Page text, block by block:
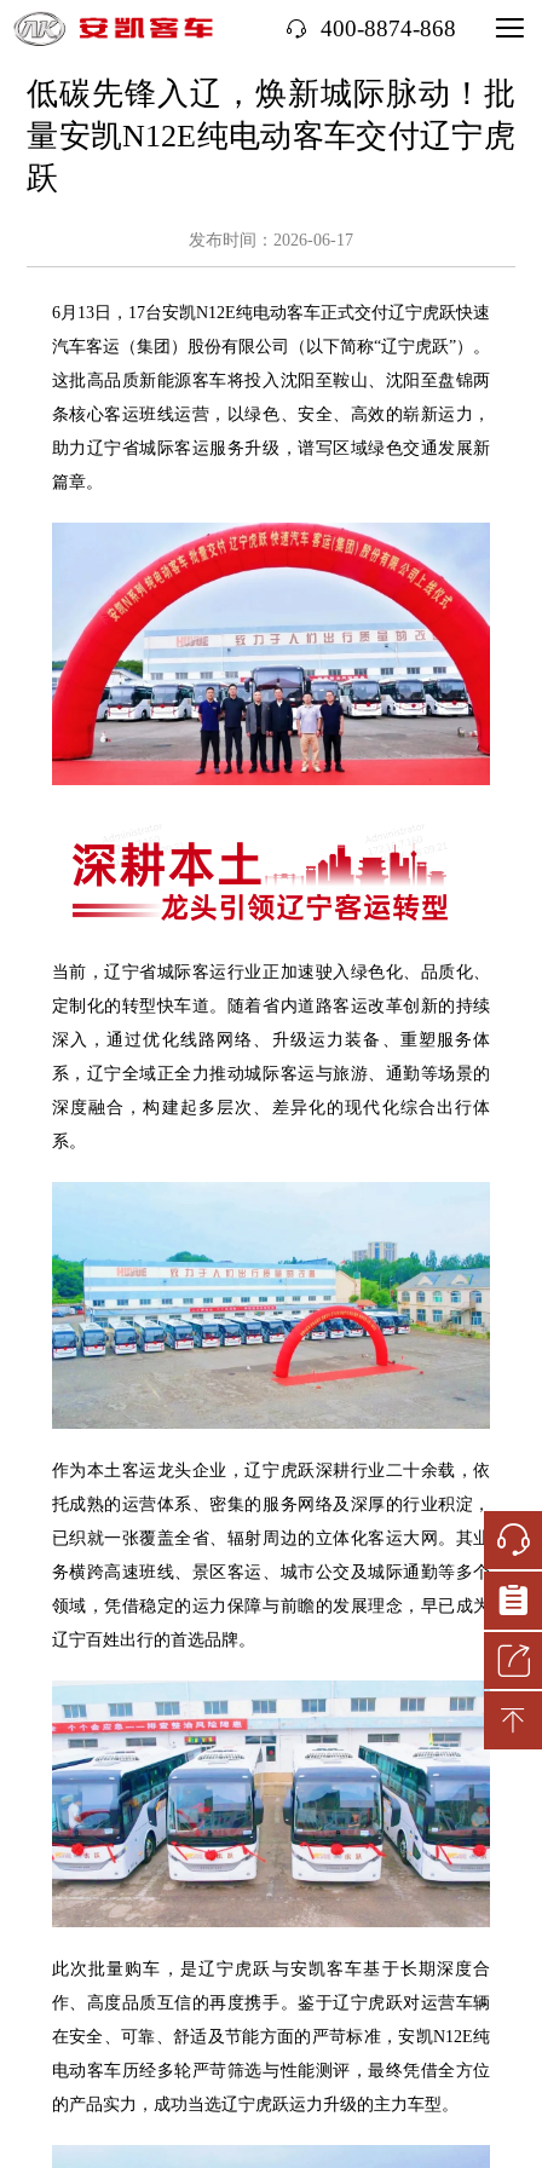
400-8874-868
低碳先锋入辽，焕新城际脉动！批
量安凯N12E纯电动客车交付辽宁虎
跃
发布时间：2026-06-17
6月13日，17台安凯N12E纯电动客车正式交付辽宁虎跃快速
汽车客运（集团）股份有限公司（以下简称“辽宁虎跃”）。
这批高品质新能源客车将投入沈阳至鞍山、沈阳至盘锦两
条核心客运班线运营，以绿色、安全、高效的崭新运力，
助力辽宁省城际客运服务升级，谱写区域绿色交通发展新
篇章。
当前，辽宁省城际客运行业正加速驶入绿色化、品质化、
定制化的转型快车道。随着省内道路客运改革创新的持续
深入，通过优化线路网络、升级运力装备、重塑服务体
系，辽宁全域正全力推动城际客运与旅游、通勤等场景的
深度融合，构建起多层次、差异化的现代化综合出行体
系。
作为本土客运龙头企业，辽宁虎跃深耕行业二十余载，依
托成熟的运营体系、密集的服务网络及深厚的行业积淀，
已织就一张覆盖全省、辐射周边的立体化客运大网。其业
务横跨高速班线、景区客运、城市公交及城际通勤等多个
领域，凭借稳定的运力保障与前瞻的发展理念，早已成为
辽宁百姓出行的首选品牌。
此次批量购车，是辽宁虎跃与安凯客车基于长期深度合
作、高度品质互信的再度携手。鉴于辽宁虎跃对运营车辆
在安全、可靠、舒适及节能方面的严苛标准，安凯N12E纯
电动客车历经多轮严苛筛选与性能测评，最终凭借全方位
的产品实力，成功当选辽宁虎跃运力升级的主力车型。